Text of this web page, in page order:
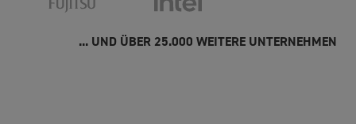
... UND ÜBER 25.000 WEITERE UNTERNEHMEN